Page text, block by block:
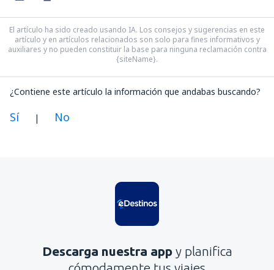
El artículo ha sido creado usando IA. Los consejos y sugerencias en este
artículo y en artículos relacionados son solo para fines informativos y
auxiliares y no pueden constituir la base para ninguna reclamación contra
{siteName}.
¿Contiene este artículo la información que andabas buscando?
Sí | No
Contiene información incorrecta
No profundiza en el tema
Enviar
Descarga nuestra app y planifica